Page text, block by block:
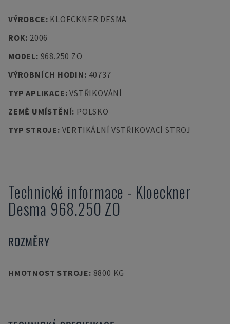
VÝROBCE: KLOECKNER DESMA
ROK: 2006
MODEL: 968.250 ZO
VÝROBNÍCH HODIN: 40737
TYP APLIKACE:VSTŘIKOVÁNÍ
ZEMĚ UMÍSTĚNÍ: POLSKO
TYP STROJE: VERTIKÁLNÍ VSTŘIKOVACÍ STROJ
Technické informace - Kloeckner
Desma 968.250 ZO
ROZMĚRY
HMOTNOST STROJE: 8800 KG